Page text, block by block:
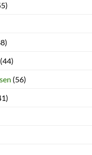
(44)
(56)